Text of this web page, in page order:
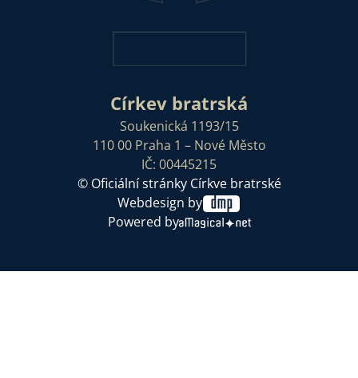
Církev bratrská
Soukenická 1193/15
110 00 Praha 1 – Nové Město
IČ: 00445215
© Oficiální stránky Církve bratrské
Webdesign by
Powered by